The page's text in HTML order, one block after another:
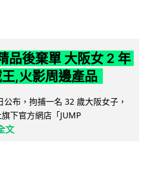
品後棄單 大阪女 2 年
,火影周邊產品
布，拘捕一名 32 歲大阪女子，
下官方網店「JUMP
文